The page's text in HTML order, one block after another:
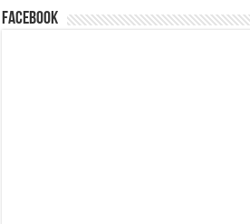
Facebook